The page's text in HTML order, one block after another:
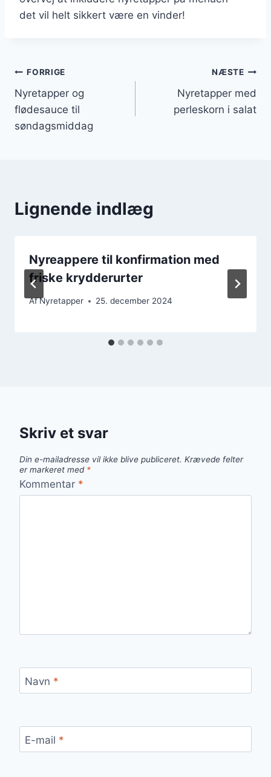
det vil helt sikkert være en vinder!
Indlægsnavigation
FORRIGE
Nyretapper og
flødesauce til
søndagsmiddag
NÆSTE
Nyretapper med
perleskorn i salat
Lignende indlæg
Nyreappere til konfirmation med
friske krydderurter
AfNyretapper 25. december 2024
Skriv et svar
Din e-mailadresse vil ikke blive publiceret. Krævede felter
er markeret med *
Kommentar *
Navn *
E-mail *